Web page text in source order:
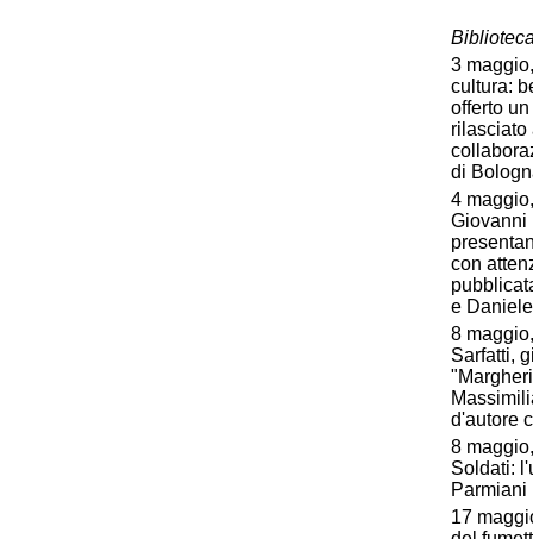
3
cultura:
offerto
rilasciato
di
4
Giovanni
con
e
8
Sarfatti,
d'autore
8
Soldati:
Parmiani
17